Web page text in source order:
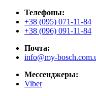
Телефоны:
+38 (095) 071-11-84
+38 (096) 091-11-84
Почта:
info@my-
Мессенджеры:
Viber